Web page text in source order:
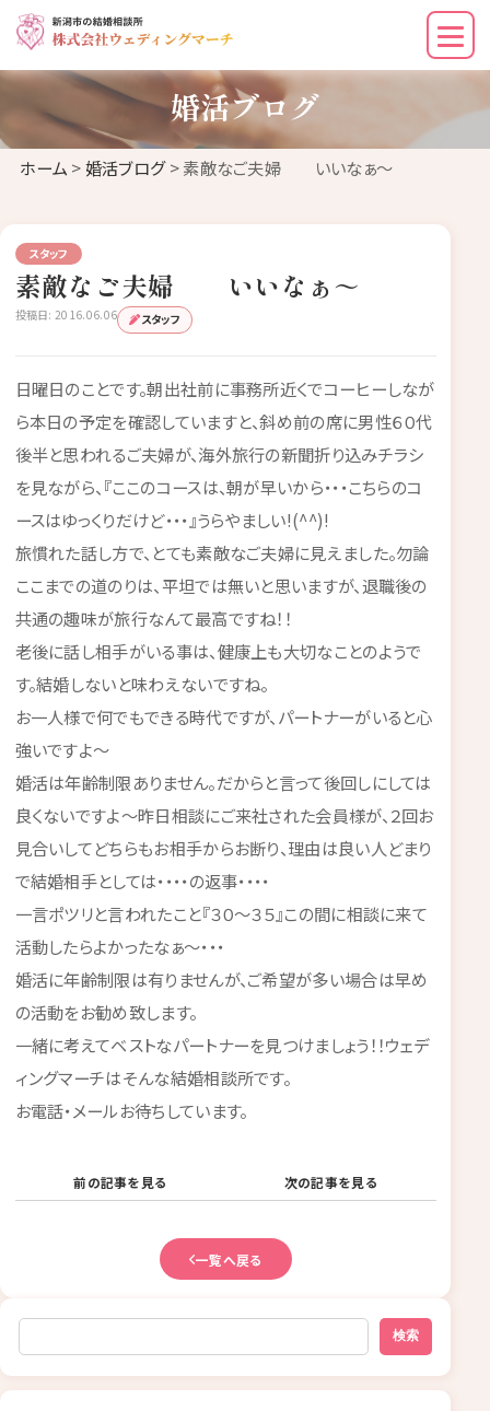
婚活ブログ
ホーム >婚活ブログ> 素敵なご夫婦 いいなぁ～
スタッフ
素敵なご夫婦 いいなぁ～
投稿日: 2016.06.06 スタッフ
日曜日のことです。朝出社前に事務所近くでコーヒーしなが
ら本日の予定を確認していますと、斜め前の席に男性６０代
後半と思われるご夫婦が、海外旅行の新聞折り込みチラシ
を見ながら、『ここのコースは、朝が早いから・・・こちらのコ
ースはゆっくりだけど・・・』うらやましい!(^^)!
旅慣れた話し方で、とても素敵なご夫婦に見えました。勿論
ここまでの道のりは、平坦では無いと思いますが、退職後の
共通の趣味が旅行なんて最高ですね！！
老後に話し相手がいる事は、健康上も大切なことのようで
す。結婚しないと味わえないですね。
お一人様で何でもできる時代ですが、パートナーがいると心
強いですよ～
婚活は年齢制限ありません。だからと言って後回しにしては
良くないですよ～昨日相談にご来社された会員様が、２回お
見合いしてどちらもお相手からお断り、理由は良い人どまり
で結婚相手としては・・・・の返事・・・・
一言ポツリと言われたこと『３０～３５』この間に相談に来て
活動したらよかったなぁ～・・・
婚活に年齢制限は有りませんが、ご希望が多い場合は早め
の活動をお勧め致します。
一緒に考えてベストなパートナーを見つけましょう！！ウェデ
ィングマーチはそんな結婚相談所です。
お電話・メールお待ちしています。
前の記事を見る 次の記事を見る
一覧へ戻る
検索
検索